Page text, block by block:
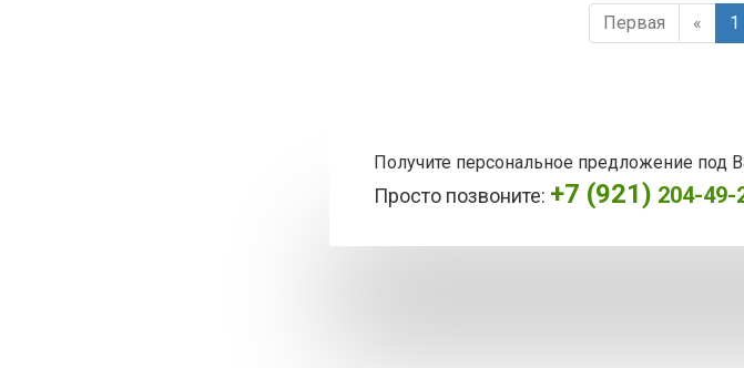
Первая « 1
Получите персональное предложение под
Просто позвоните: +7 (921) 204-49-